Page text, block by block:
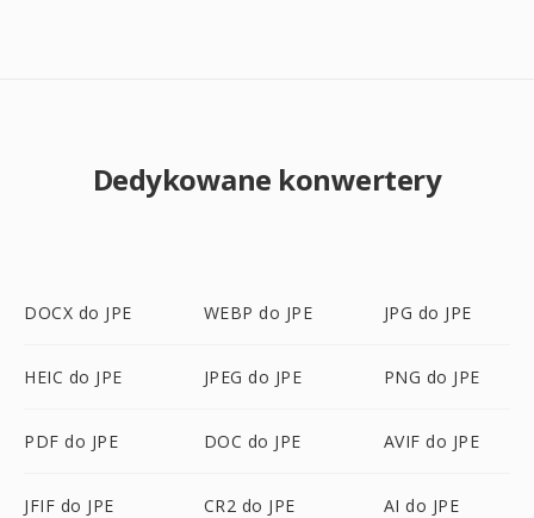
Dedykowane konwertery
DOCX do JPE WEBP do JPE JPG do JPE
HEIC do JPE JPEG do JPE PNG do JPE
PDF do JPE DOC do JPE AVIF do JPE
JFIF do JPE CR2 do JPE AI do JPE